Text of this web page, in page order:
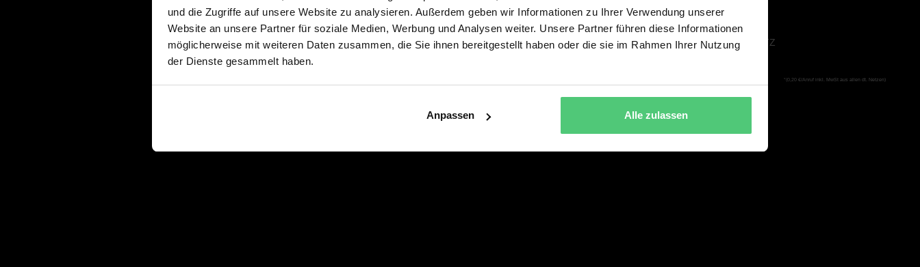
und die Zugriffe auf unsere Website zu analysieren. Außerdem geben wir Informationen zu Ihrer Verwendung unserer
Website an unsere Partner für soziale Medien, Werbung und Analysen weiter. Unsere Partner führen diese Informationen
möglicherweise mit weiteren Daten zusammen, die Sie ihnen bereitgestellt haben oder die sie im Rahmen Ihrer Nutzung
der Dienste gesammelt haben.
Anpassen Alle zulassen
DREI HASELNÜSSE FÜR
ASCHENBRÖDEL – DAS MUSICAL
DIE SCHÖNE UND DAS BIEST – DAS
NEUE MUSICAL
PRESSE
AGB
DATENSCHUTZ
*(0,20 €/Anruf inkl. MwSt aus allen dt. Netzen)